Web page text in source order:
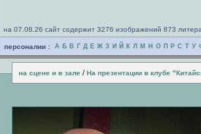
на 07.08.26 сайт содержит 3276 изображений 873
персоналии : А Б В Г Д Е Ж З И Й К Л М Н О П Р С Т У
на сцене и в зале / На презентации в клубе